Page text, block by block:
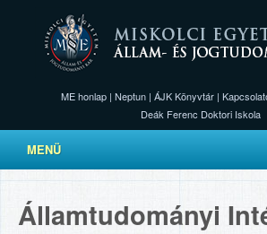
ME honlap | Neptun | ÁJK Könyvtár |
Deák Ferenc Doktori Iskola
MENÜ
Államtudományi